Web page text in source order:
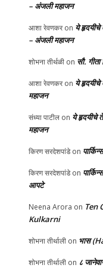
– अंजली महाजन
आशा रेवणकरon ये
– अंजली महाजन
शोभना तीर्थळी on सौ.
आशा रेवणकरon ये
महाजन
संध्या पाटील on ये हृदयीचे
महाजन
किरण सरदेशपांडेon
किरण सरदेशपांडेon
आपटे
Neena Arora on Ten
Kulkarni
शोभना तीर्थाली on भास
शोभना तीर्थाली on ८